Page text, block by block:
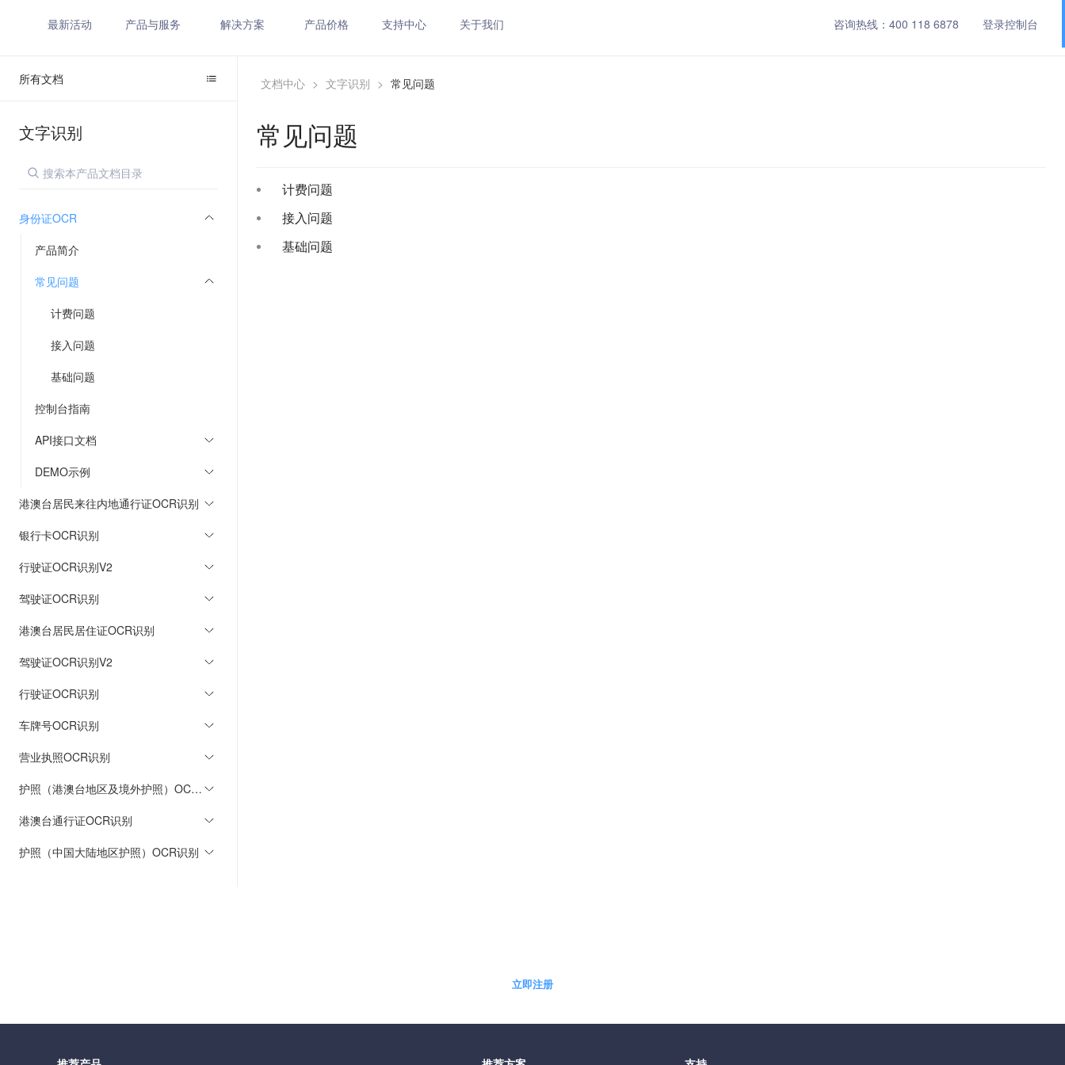
最新活动 产品与服务 解决方案 产品价格 支持中心 关于我们 咨询热线： 400 118 6878 登录控制台
所有文档
文字识别
身份证OCR
产品简介
常见问题
计费问题
接入问题
基础问题
控制台指南
API接口文档
DEMO示例
港澳台居民来往内地通行证OCR识别
银行卡OCR识别
行驶证OCR识别V2
驾驶证OCR识别
港澳台居民居住证OCR识别
驾驶证OCR识别V2
行驶证OCR识别
车牌号OCR识别
营业执照OCR识别
护照（港澳台地区及境外护照）OCR识别
港澳台通行证OCR识别
护照（中国大陆地区护照）OCR识别
文档中心 > 文字识别 > 常见问题
常见问题
计费问题
接入问题
基础问题
立即注册